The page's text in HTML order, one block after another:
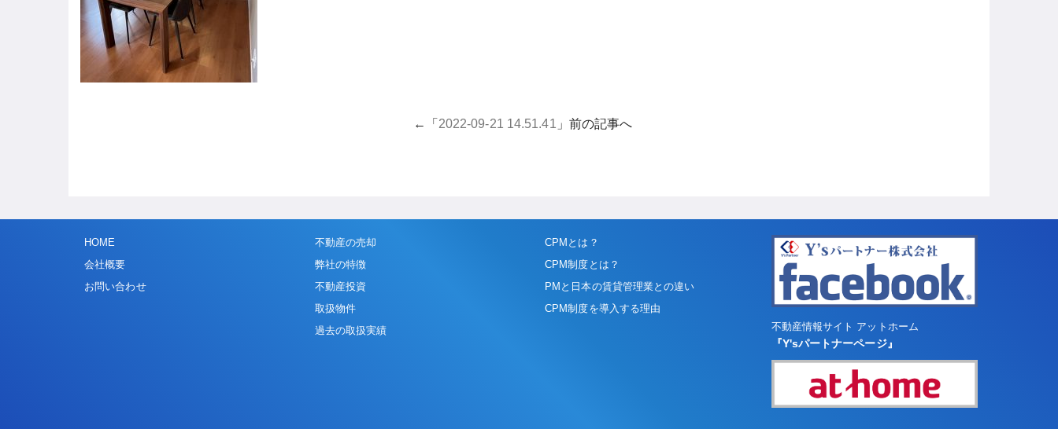
←「 2022-09-21 14.51.41 」前の記事へ
HOME
会社概要
お問い合わせ
不動産の売却
弊社の特徴
不動産投資
取扱物件
過去の取扱実績
CPMとは？
CPM制度とは？
PMと日本の賃貸管理業との違い
CPM制度を導入する理由
不動産情報サイト アットホーム
『Y'sパートナーページ』